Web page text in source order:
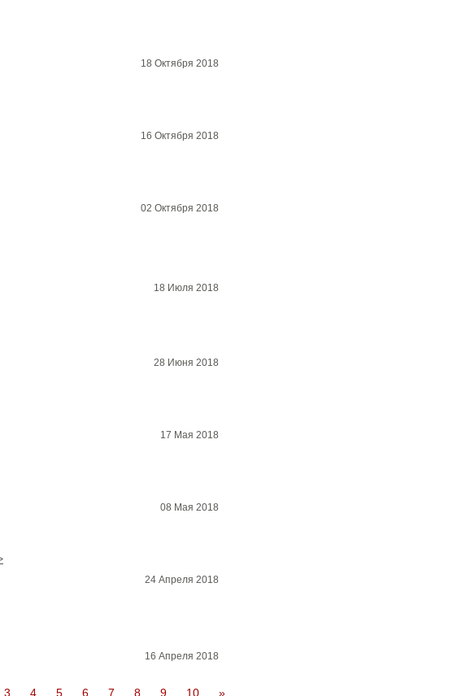
18 Октября 2018
16 Октября 2018
02 Октября 2018
18 Июля 2018
28 Июня 2018
17 Мая 2018
08 Мая 2018
24 Апреля 2018
16 Апреля 2018
3 4 5 6 7 8 9 10 »